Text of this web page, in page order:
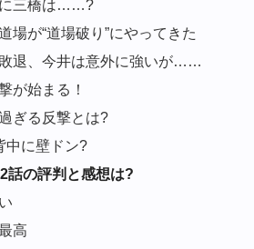
に三橋は……?
場が“道場破り”にやってきた
退、今井は意外に強いが……
が始まる！
ぎる反撃とは?
中に壁ドン?
話の評判と感想は?
高